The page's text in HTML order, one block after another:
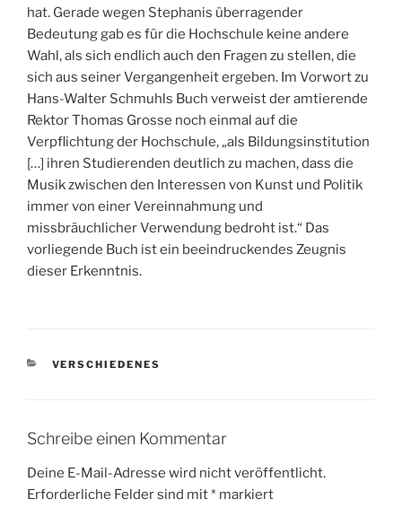
hat. Gerade wegen Stephanis überragender
Bedeutung gab es für die Hochschule keine andere
Wahl, als sich endlich auch den Fragen zu stellen, die
sich aus seiner Vergangenheit ergeben. Im Vorwort zu
Hans-Walter Schmuhls Buch verweist der amtierende
Rektor Thomas Grosse noch einmal auf die
Verpflichtung der Hochschule, „als Bildungsinstitution
[…] ihren Studierenden deutlich zu machen, dass die
Musik zwischen den Interessen von Kunst und Politik
immer von einer Vereinnahmung und
missbräuchlicher Verwendung bedroht ist.“ Das
vorliegende Buch ist ein beeindruckendes Zeugnis
dieser Erkenntnis.
KATEGORIEN
VERSCHIEDENES
Schreibe einen Kommentar
Deine E-Mail-Adresse wird nicht veröffentlicht.
Erforderliche Felder sind mit* markiert